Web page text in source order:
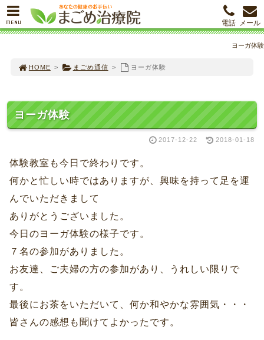
ヨーガ体験
HOME > まごめ通信 > ヨーガ体験
ヨーガ体験
2017-12-22 2018-01-18
体験教室も今日で終わりです。
何かと忙しい時ではありますが、興味を持って足を運
んでいただきまして
ありがとうございました。
今日のヨーガ体験の様子です。
７名の参加がありました。
お友達、ご夫婦の方の参加があり、うれしい限りで
す。
最後にお茶をいただいて、何か和やかな雰囲気・・・
皆さんの感想も聞けてよかったです。
MENU メール
電話